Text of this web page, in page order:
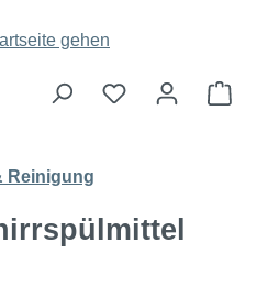
Reinigung